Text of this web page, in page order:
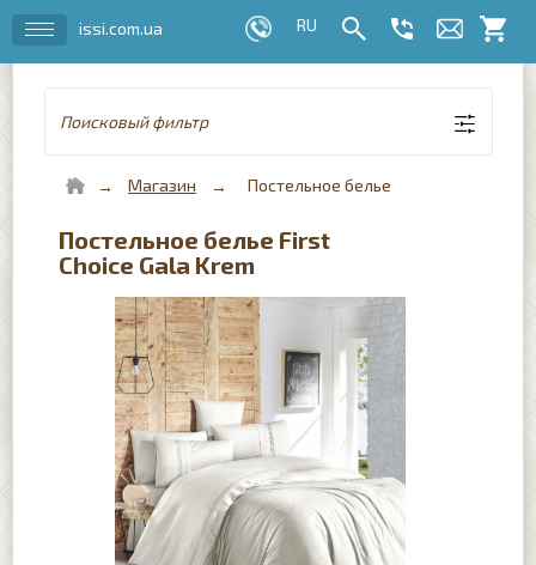
issi.com.ua
Поисковый фильтр
Магазин Постельное белье
Постельное белье First
Choice Gala Krem